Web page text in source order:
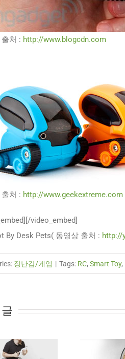
처 : http://www.blogcdn.com
처 : http://www.geekextreme.com
video_embed]
By Desk Pets( 동영상 출처 : http://
장난감/게임 | Tags: RC, Smart Toy,